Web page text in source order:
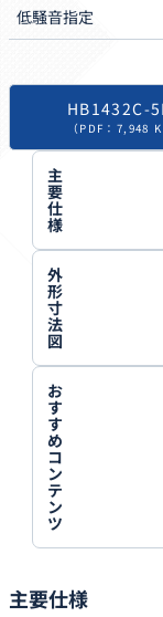
低騒音指定
HB1432C-
（PDF：7,948
主
要
仕
様
外
形
寸
法
図
お
す
す
め
コ
ン
テ
ン
ツ
主要仕様